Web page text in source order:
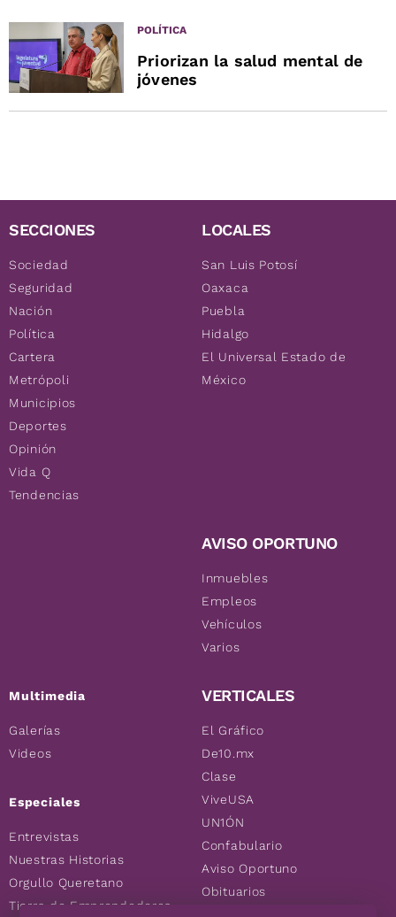
POLÍTICA
Priorizan la salud mental de
jóvenes
SECCIONES
Sociedad
Seguridad
Nación
Política
Cartera
Metrópoli
Municipios
Deportes
Opinión
Vida Q
Tendencias
Multimedia
Galerías
Videos
Especiales
Entrevistas
Nuestras Historias
Orgullo Queretano
Tierra de Emprendedores
LOCALES
San Luis Potosí
Oaxaca
Puebla
Hidalgo
El Universal Estado de
México
AVISO OPORTUNO
Inmuebles
Empleos
Vehículos
Varios
VERTICALES
El Gráfico
De10.mx
Clase
ViveUSA
UN1ÓN
Confabulario
Aviso Oportuno
Obituarios